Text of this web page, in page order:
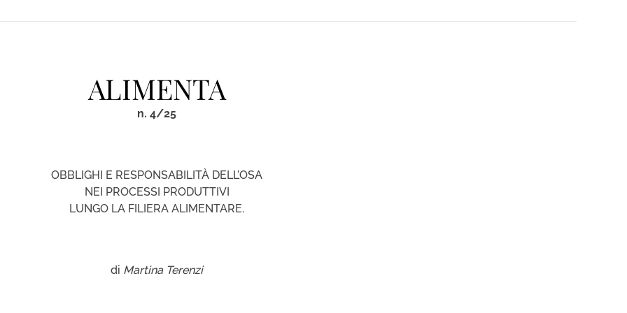
ALIMENTA
n. 4/25
OBBLIGHI E RESPONSABILITÀ DELL’OSA
NEI PROCESSI PRODUTTIVI
LUNGO LA FILIERA ALIMENTARE.
di Martina Terenzi